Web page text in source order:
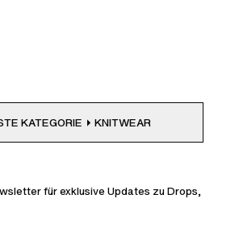
KATEGORIE KNITWEAR
für exklusive Updates zu Drops,